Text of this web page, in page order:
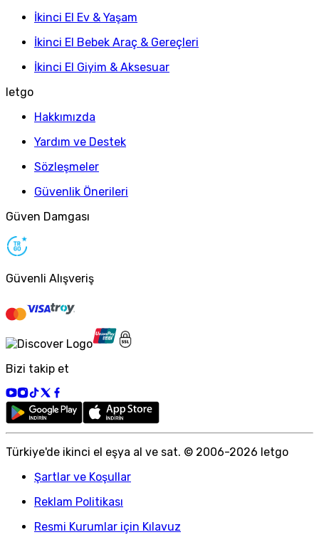
İkinci El Ev & Yaşam
İkinci El Bebek Araç & Gereçleri
İkinci El Giyim & Aksesuar
letgo
Hakkımızda
Yardım ve Destek
Sözleşmeler
Güvenlik Önerileri
Güven Damgası
Güvenli Alışveriş
Bizi takip et
Türkiye'de ikinci el eşya al ve sat. © 2006-2026 letgo
Şartlar ve Koşullar
Reklam Politikası
Resmi Kurumlar için Kılavuz